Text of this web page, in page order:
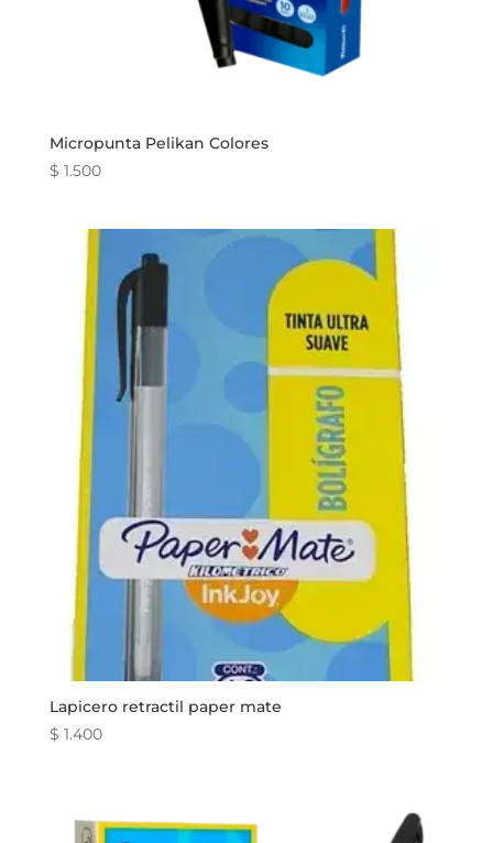
Micropunta Pelikan Colores
$ 1.500
Lapicero retractil paper mate
$ 1.400